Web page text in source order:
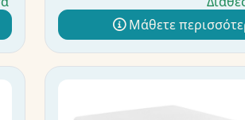
Μάθετε